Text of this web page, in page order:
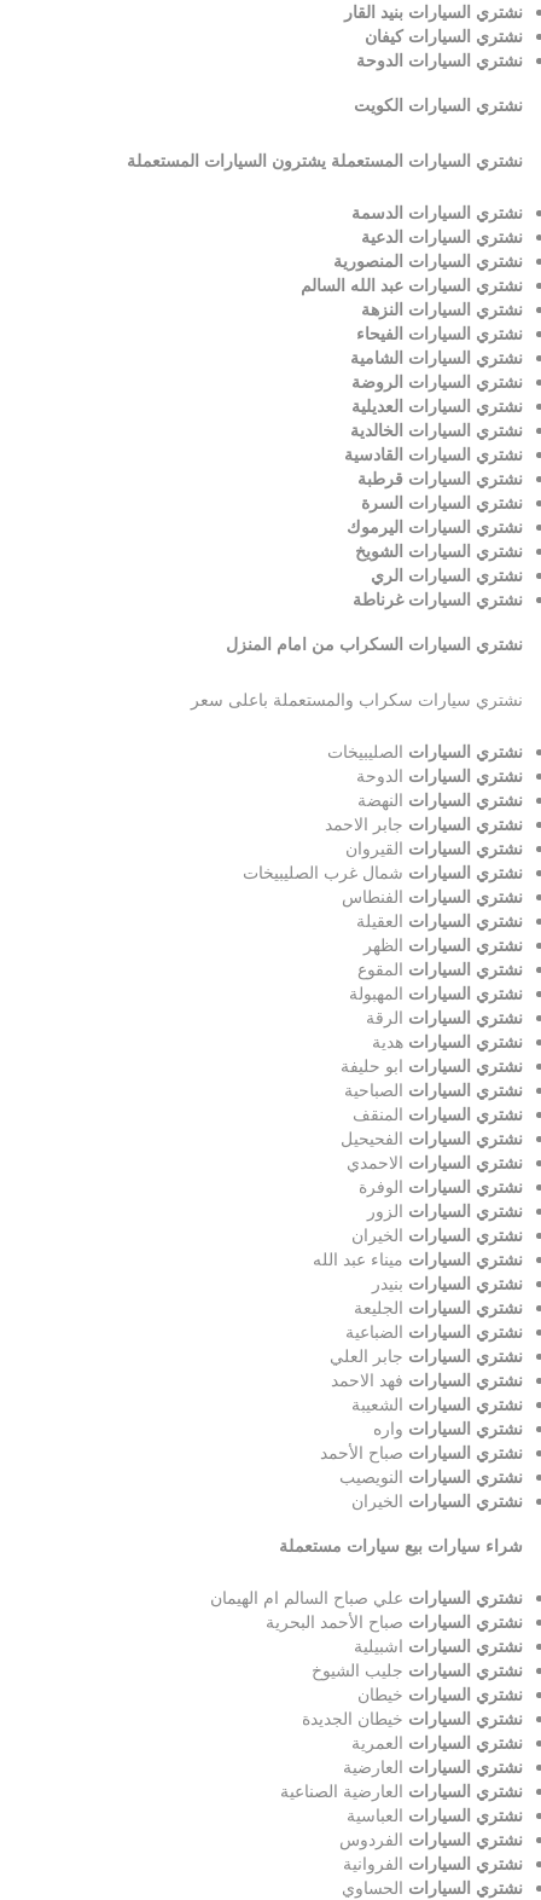
نشتري السيارات بنيد القار
نشتري السيارات كيفان
نشتري السيارات الدوحة
نشتري السيارات الكويت
نشتري السيارات المستعملة يشترون السيارات المستعملة
نشتري السيارات الدسمة
نشتري السيارات الدعية
نشتري السيارات المنصورية
نشتري السيارات عبد الله السالم
نشتري السيارات النزهة
نشتري السيارات الفيحاء
نشتري السيارات الشامية
نشتري السيارات الروضة
نشتري السيارات العديلية
نشتري السيارات الخالدية
نشتري السيارات القادسية
نشتري السيارات قرطبة
نشتري السيارات السرة
نشتري السيارات اليرموك
نشتري السيارات الشويخ
نشتري السيارات الري
نشتري السيارات غرناطة
نشتري السيارات السكراب من امام المنزل
نشتري سيارات سكراب والمستعملة باعلى سعر
نشتري السيارات الصليبيخات
نشتري السيارات الدوحة
نشتري السيارات النهضة
نشتري السيارات جابر الاحمد
نشتري السيارات القيروان
نشتري السيارات شمال غرب الصليبيخات
نشتري السيارات الفنطاس
نشتري السيارات العقيلة
نشتري السيارات الظهر
نشتري السيارات المقوع
نشتري السيارات المهبولة
نشتري السيارات الرقة
نشتري السيارات هدية
نشتري السيارات ابو حليفة
نشتري السيارات الصباحية
نشتري السيارات المنقف
نشتري السيارات الفحيحيل
نشتري السيارات الاحمدي
نشتري السيارات الوفرة
نشتري السيارات الزور
نشتري السيارات الخيران
نشتري السيارات ميناء عبد الله
نشتري السيارات بنيدر
نشتري السيارات الجليعة
نشتري السيارات الضباعية
نشتري السيارات جابر العلي
نشتري السيارات فهد الاحمد
نشتري السيارات الشعيبة
نشتري السيارات واره
نشتري السيارات صباح الأحمد
نشتري السيارات النويصيب
نشتري السيارات الخيران
شراء سيارات بيع سيارات مستعملة
نشتري السيارات علي صباح السالم ام الهيمان
نشتري السيارات صباح الأحمد البحرية
نشتري السيارات اشبيلية
نشتري السيارات جليب الشيوخ
نشتري السيارات خيطان
نشتري السيارات خيطان الجديدة
نشتري السيارات العمرية
نشتري السيارات العارضية
نشتري السيارات العارضية الصناعية
نشتري السيارات العباسية
نشتري السيارات الفردوس
نشتري السيارات الفروانية
نشتري السيارات الحساوي